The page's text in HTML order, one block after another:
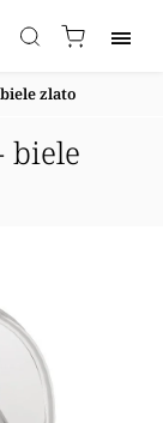
zlato
biele